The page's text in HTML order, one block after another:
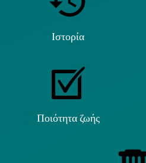
Ιστορία
Ποιότητα ζωής